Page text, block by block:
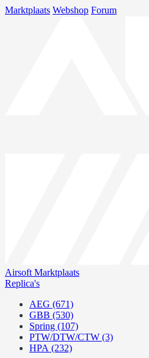
Marktplaats Webshop Forum
Airsoft Marktplaats
Replica's
AEG (671)
GBB (530)
Spring (107)
PTW/DTW/CTW (3)
HPA (232)